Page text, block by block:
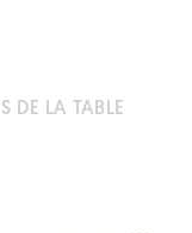
DE LA TABLE